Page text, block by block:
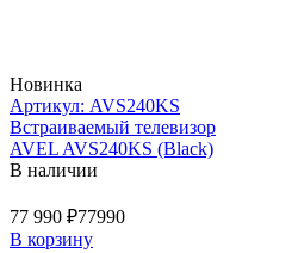
Новинка
Артикул: AVS240KS
Встраиваемый телевизор
AVEL AVS240KS (Black)
В наличии
77 990 ₽77990
В корзину